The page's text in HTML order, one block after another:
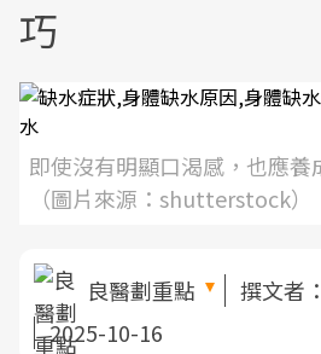
巧
即使沒有明顯口渴感，也應養
（圖片來源：shutterstock）
良醫劃重點 撰文者：
2025-10-16